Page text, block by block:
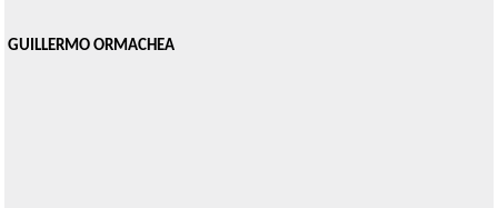
GUILLERMO ORMACHEA